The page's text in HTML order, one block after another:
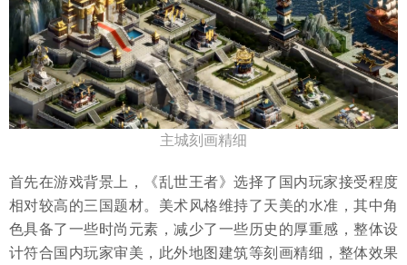
主城刻画精细
首先在游戏背景上，《乱世王者》选择了国内玩家接受程度
相对较高的三国题材。美术风格维持了天美的水准，其中角
色具备了一些时尚元素，减少了一些历史的厚重感，整体设
计符合国内玩家审美，此外地图建筑等刻画精细，整体效果